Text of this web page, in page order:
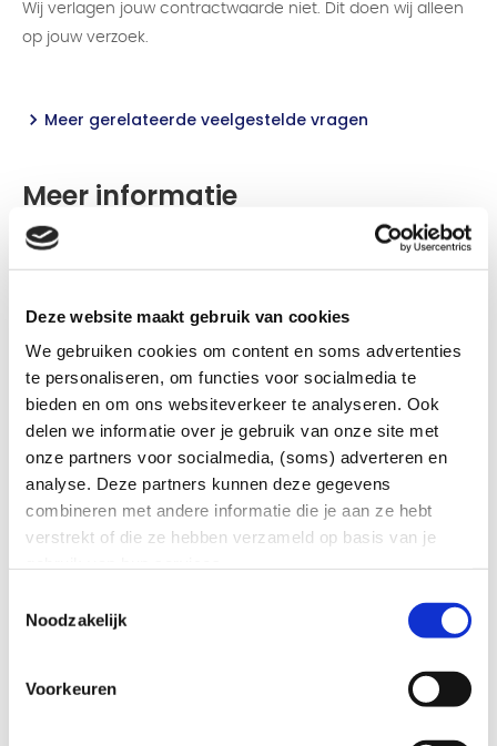
Deze website maakt gebruik van cookies
We gebruiken cookies om content en soms advertenties
te personaliseren, om functies voor socialmedia te
bieden en om ons websiteverkeer te analyseren. Ook
delen we informatie over je gebruik van onze site met
onze partners voor socialmedia, (soms) adverteren en
analyse. Deze partners kunnen deze gegevens
combineren met andere informatie die je aan ze hebt
verstrekt of die ze hebben verzameld op basis van je
Noodzakelijk
Voorkeuren
Wij verlagen jouw contractwaarde niet. Dit doen wij alleen
op jouw verzoek.
Meer gerelateerde veelgestelde vragen
Meer informatie
Congestie
capaciteit voor afname door grote aansluitingen
Lees meer